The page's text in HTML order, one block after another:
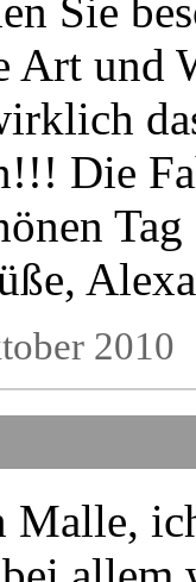
Sie
Art und
Die
2010
Malle,